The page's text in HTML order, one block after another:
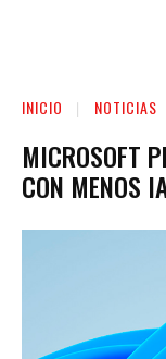
INICIO NOTICIAS
MICROSOFT
CON MENOS